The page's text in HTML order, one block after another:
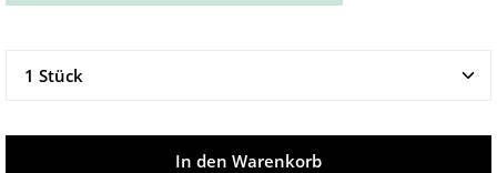
Produkt Anzahl: Gib den gewünschten Wert ein
In den Warenkorb